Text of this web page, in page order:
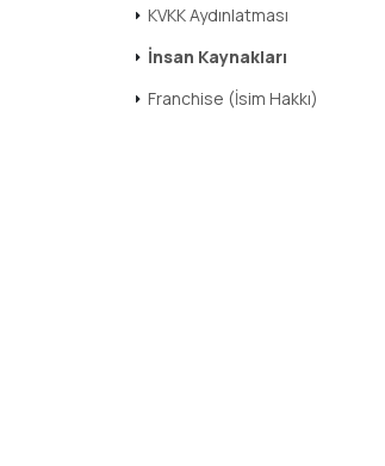
KVKK Aydınlatması
İnsan Kaynakları
Franchise (İsim Hakkı)